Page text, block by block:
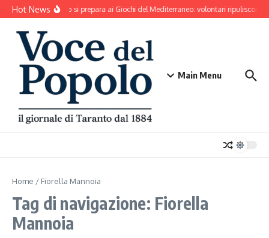
Salta al contenuto
Hot NewsTaranto si prepara ai Giochi del Mediterraneo: volontari ripuliscono
Main Menu
Home / Fiorella Mannoia
Tag di navigazione: Fiorella
Mannoia